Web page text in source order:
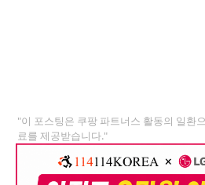
"이 포스팅은 쿠팡 파트너스 활동의 일환
료를 제공받습니다."